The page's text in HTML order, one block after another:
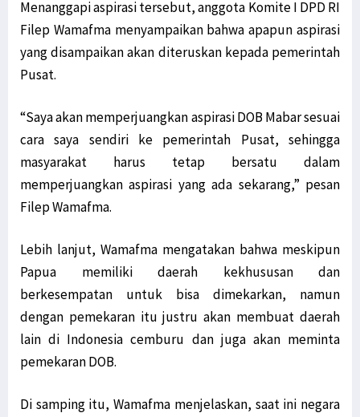
Menanggapi aspirasi tersebut, anggota Komite I DPD RI
Filep Wamafma menyampaikan bahwa apapun aspirasi
yang disampaikan akan diteruskan kepada pemerintah
Pusat.
“Saya akan memperjuangkan aspirasi DOB Mabar sesuai
cara saya sendiri ke pemerintah Pusat, sehingga
masyarakat harus tetap bersatu dalam
memperjuangkan aspirasi yang ada sekarang,” pesan
Filep Wamafma.
Lebih lanjut, Wamafma mengatakan bahwa meskipun
Papua memiliki daerah kekhususan dan
berkesempatan untuk bisa dimekarkan, namun
dengan pemekaran itu justru akan membuat daerah
lain di Indonesia cemburu dan juga akan meminta
pemekaran DOB.
Di samping itu, Wamafma menjelaskan, saat ini negara